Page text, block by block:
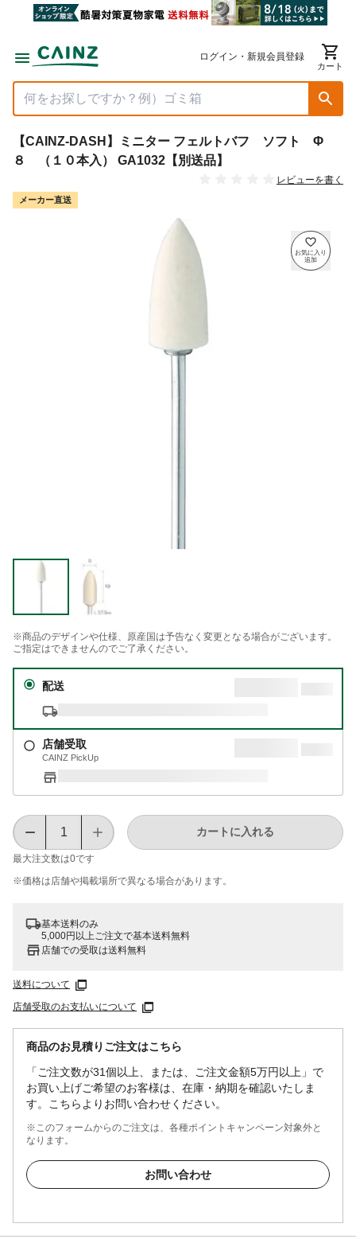
ログイン・新規会員登録
カート
【CAINZ-DASH】ミニター フェルトバフ ソフト Φ
８ （１０本入） GA1032【別送品】
レビューを書く
メーカー直送
※商品のデザインや仕様、原産国は予告なく変更となる場合がございます。
ご指定はできませんのでご了承ください。
配送
店舗受取
CAINZ PickUp
最大注文数は0です
カートに入れる
※価格は​店舗や​掲載場所で​異なる​場合が​あります。
基本送料のみ
5,000円以上ご注文で基本送料無料
店舗での受取は送料無料
送料について
店舗受取のお支払いについて
商品のお見積りご注文はこちら
「ご注文数が31個以上、または、ご注文金額5万円以上」で
お買い上げご希望のお客様は、在庫・納期を確認いたしま
す。こちらよりお問い合わせください。
※このフォームからのご注文は、各種ポイントキャンペーン対象外と
なります。
お問い合わせ